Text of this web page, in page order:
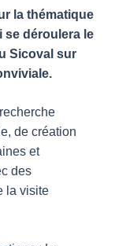
la thématique
se déroulera le
Sicoval sur
de création
et
des
la visite